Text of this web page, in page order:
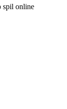
spil online